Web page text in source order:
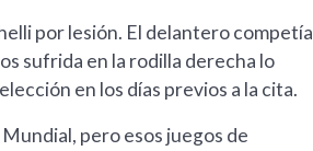
por lesión. El delantero competía
sufrida en la rodilla derecha lo
en los días previos a la cita.
pero esos juegos de